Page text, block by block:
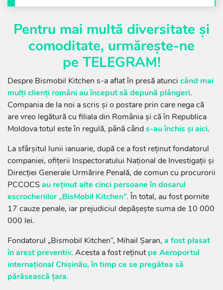
Pentru mai multă diversitate și
comoditate, urmărește-ne
pe TELEGRAM!
Despre Bismobil Kitchen s-a aflat în presă atunci când mai
mulți clienți români au început să depună plângeri.
Compania de la noi a scris și o postare prin care nega că
are vreo legătură cu filiala din România și că în Republica
Moldova totul este în regulă, până cânds-au închis și aici.
La sfârșitul lunii ianuarie, după ce a fost reținut fondatorul
companiei, ofițerii Inspectoratului Național de Investigații și
Direcției Generale Urmărire Penală, de comun cu procurorii
PCCOCS au reținut alte cinci persoane în dosarul
escrocheriilor „BisMobil Kitchen”. În total, au fost pornite
17 cauze penale, iar prejudiciul depășește suma de 10 000
000 lei.
Fondatorul „Bismobil Kitchen”, Mihail Șaran, a fost plasat
în arest preventiv. Acesta a fost reținutpe Aeroportul
internațional Chișinău, în timp ce se pregătea să
părăsească țara.